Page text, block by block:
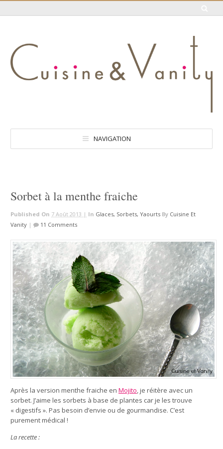
NAVIGATION
Sorbet à la menthe fraiche
Published On 7 Août 2013 | In Glaces, Sorbets, Yaourts By Cuisine Et
Vanity | 11 Comments
Après la version menthe fraiche enMojito,je réitère avec un
sorbet. J’aime les sorbets à base de plantes car je les trouve
« digestifs ». Pas besoin d’envie ou de gourmandise. C’est
purement médical !
La recette :